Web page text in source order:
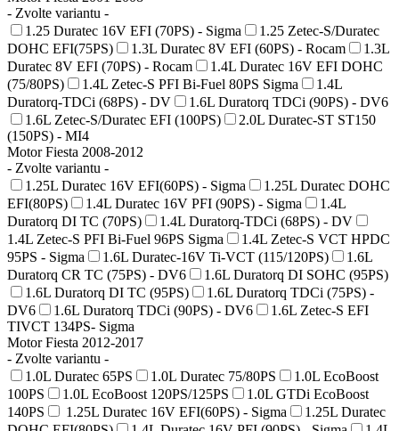
- Zvolte variantu -
1.25 Duratec 16V EFI (70PS) - Sigma
1.25 Zetec-S/Duratec
DOHC EFI(75PS)
1.3L Duratec 8V EFI (60PS) - Rocam
1.3L
Duratec 8V EFI (70PS) - Rocam
1.4L Duratec 16V EFI DOHC
(75/80PS)
1.4L Zetec-S PFI Bi-Fuel 80PS Sigma
1.4L
Duratorq-TDCi (68PS) - DV
1.6L Duratorq TDCi (90PS) - DV6
1.6L Zetec-S/Duratec EFI (100PS)
2.0L Duratec-ST ST150
(150PS) - MI4
Motor Fiesta 2008-2012
- Zvolte variantu -
1.25L Duratec 16V EFI(60PS) - Sigma
1.25L Duratec DOHC
EFI(80PS)
1.4L Duratec 16V PFI (90PS) - Sigma
1.4L
Duratorq DI TC (70PS)
1.4L Duratorq-TDCi (68PS) - DV
1.4L Zetec-S PFI Bi-Fuel 96PS Sigma
1.4L Zetec-S VCT HPDC
95PS - Sigma
1.6L Duratec-16V Ti-VCT (115/120PS)
1.6L
Duratorq CR TC (75PS) - DV6
1.6L Duratorq DI SOHC (95PS)
1.6L Duratorq DI TC (95PS)
1.6L Duratorq TDCi (75PS) -
DV6
1.6L Duratorq TDCi (90PS) - DV6
1.6L Zetec-S EFI
TIVCT 134PS- Sigma
Motor Fiesta 2012-2017
- Zvolte variantu -
1.0L Duratec 65PS
1.0L Duratec 75/80PS
1.0L EcoBoost
100PS
1.0L EcoBoost 120PS/125PS
1.0L GTDi EcoBoost
140PS
1.25L Duratec 16V EFI(60PS) - Sigma
1.25L Duratec